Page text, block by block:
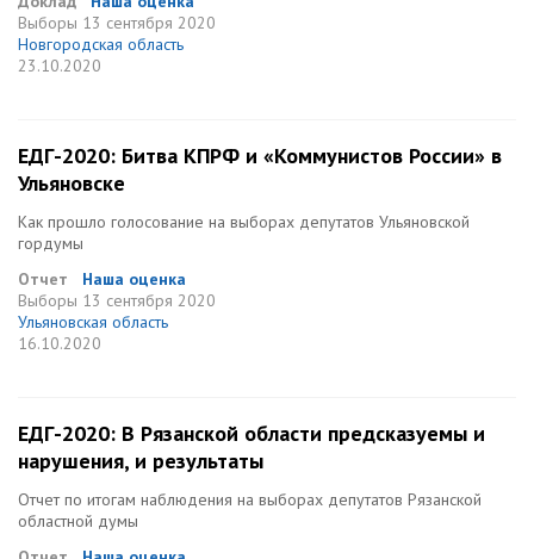
Выборы 13 сентября 2020
Новгородская область
23.10.2020
ЕДГ-2020: Битва КПРФ и «Коммунистов России» в
Ульяновске
Как прошло голосование на выборах депутатов Ульяновской
гордумы
Отчет
Наша оценка
Выборы 13 сентября 2020
Ульяновская область
16.10.2020
ЕДГ-2020: В Рязанской области предсказуемы и
нарушения, и результаты
Отчет по итогам наблюдения на выборах депутатов Рязанской
областной думы